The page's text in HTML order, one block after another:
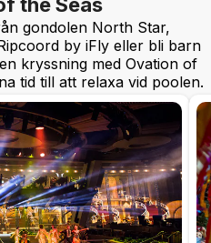
gondolen North Star,
by iFly eller bli barn
kryssning med Ovation of
tid till att relaxa vid poolen.